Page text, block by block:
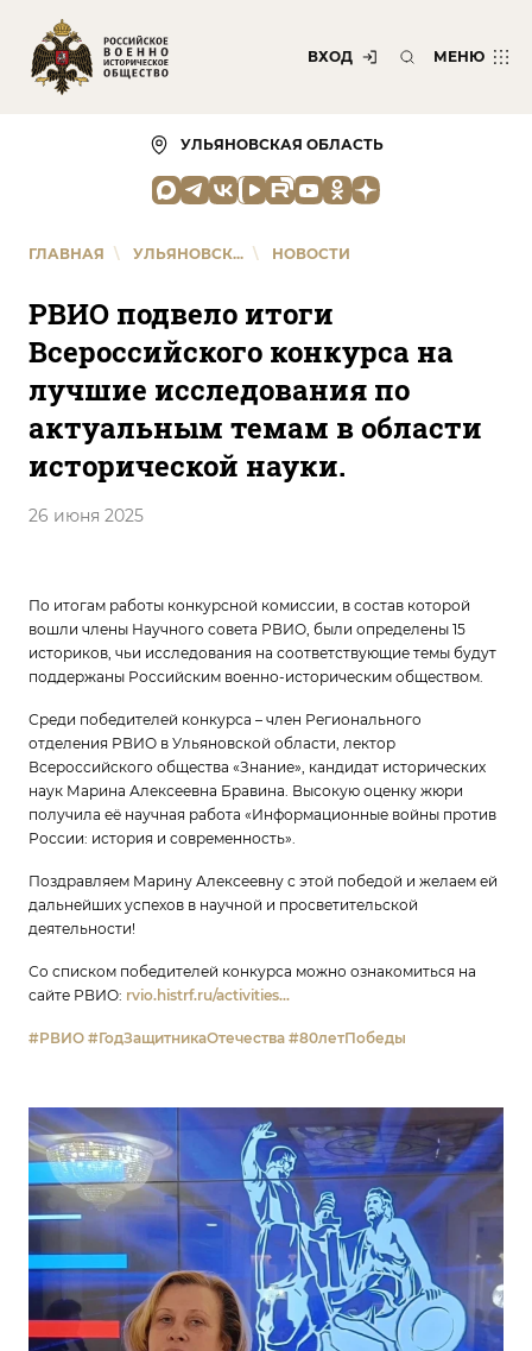
ВХОД МЕНЮ
УЛЬЯНОВСКАЯ ОБЛАСТЬ
ГЛАВНАЯ \ УЛЬЯНОВСК... \ НОВОСТИ
РВИО подвело итоги
Всероссийского конкурса на
лучшие исследования по
актуальным темам в области
исторической науки.
26 июня 2025
По итогам работы конкурсной комиссии, в состав которой
вошли члены Научного совета РВИО, были определены 15
историков, чьи исследования на соответствующие темы будут
поддержаны Российским военно-историческим обществом.
Среди победителей конкурса – член Регионального
отделения РВИО в Ульяновской области, лектор
Всероссийского общества «Знание», кандидат исторических
наук Марина Алексеевна Бравина. Высокую оценку жюри
получила её научная работа «Информационные войны против
России: история и современность».
Поздравляем Марину Алексеевну с этой победой и желаем ей
дальнейших успехов в научной и просветительской
деятельности!
Со списком победителей конкурса можно ознакомиться на
сайте РВИО: rvio.histrf.ru/activities...
#РВИО #ГодЗащитникаОтечества #80летПобеды